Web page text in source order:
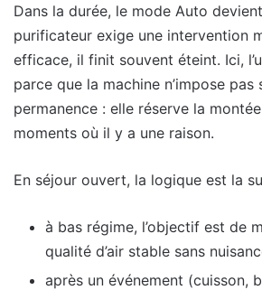
Dans la durée, le mode Auto
purificateur exige une intervention
efficace, il finit souvent éteint. Ici,
parce que la machine n’impose pas
permanence : elle réserve la
moments où il y a une raison.
En séjour ouvert, la logique est la
à bas régime, l’objectif est de
qualité d’air stable sans
après un événement (cuisson,